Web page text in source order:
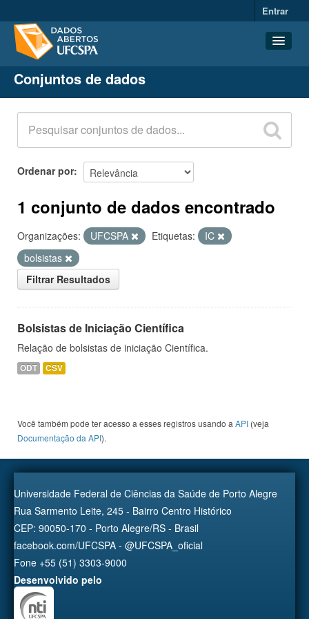
Entrar
Conjuntos de dados
Organizações
Grupos
Sobre
Conjuntos de dados
Ordenar por
1 conjunto de dados encontrado
Organizações: UFCSPA Etiquetas:
IC
bolsistas
Filtrar Resultados
Bolsistas de Iniciação Científica
Relação de bolsistas de iniciação Científica.
ODT CSV
Você também pode ter acesso a esses registros usando a API (veja
Documentação da API).
Universidade Federal de Ciências da Saúde de Porto Alegre
Rua Sarmento Leite, 245 - Bairro Centro Histórico
CEP: 90050-170 - Porto Alegre/RS - Brasil
facebook.com/UFCSPA - @UFCSPA_oficial
Fone +55 (51) 3303-9000
Desenvolvido pelo